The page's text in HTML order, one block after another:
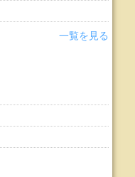
一覧を見る